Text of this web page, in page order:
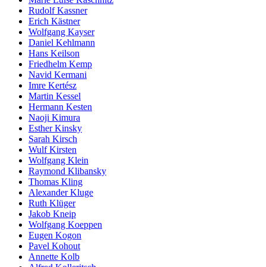
Rudolf Kassner
Erich Kästner
Wolfgang Kayser
Daniel Kehlmann
Hans Keilson
Friedhelm Kemp
Navid Kermani
Imre Kertész
Martin Kessel
Hermann Kesten
Naoji Kimura
Esther Kinsky
Sarah Kirsch
Wulf Kirsten
Wolfgang Klein
Raymond Klibansky
Thomas Kling
Alexander Kluge
Ruth Klüger
Jakob Kneip
Wolfgang Koeppen
Eugen Kogon
Pavel Kohout
Annette Kolb